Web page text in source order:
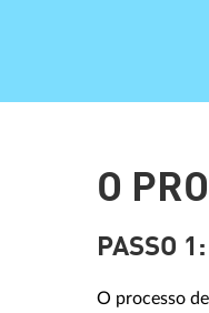
O
PASSO
O processo